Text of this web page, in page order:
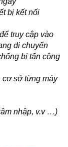
bị kết nối
truy cập vào
di chuyển
bị tấn công
cơ sở từng máy
nhập, v.v …)